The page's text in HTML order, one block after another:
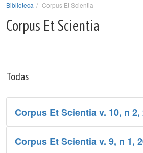
Biblioteca Corpus Et Scientia
Corpus Et Scientia
Todas
Corpus Et Scientia v. 10, n 2,
Corpus Et Scientia v. 9, n 1,